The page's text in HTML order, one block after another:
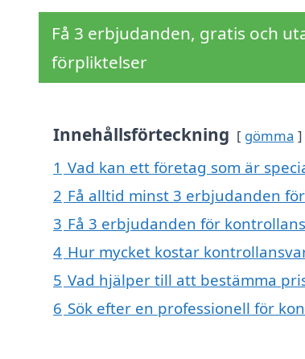
Få 3 erbjudanden, gratis och
förpliktelser
Innehållsförteckning gömma
1 Vad kan ett företag som är
2 Få alltid minst 3 erbjudanden
3 Få 3 erbjudanden för
4 Hur mycket kostar
5 Vad hjälper till att bestämma
6 Sök efter en professionell för